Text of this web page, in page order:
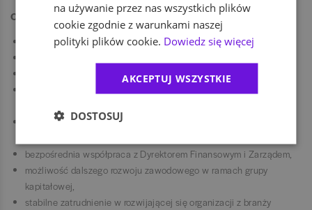
Oferujemy
zatrudnienie na podstawie Umowy o Pracę,
udział w strategicznych projektach, w tym wdrożeniu nowego
bezpośrednia współpraca z Dyrektorem Finansowym i Zarządem,
możliwość dalszego rozwoju zawodowego w ramach grupy
kapitałowej,
stabilne zatrudnienie w rozwijającej się organizacji z branży
na używanie przez nas wszystkich plików
cookie zgodnie z warunkami naszej
polityki plików cookie. Dowiedz się więcej
AKCEPTUJ WSZYSTKIE
DOSTOSUJ